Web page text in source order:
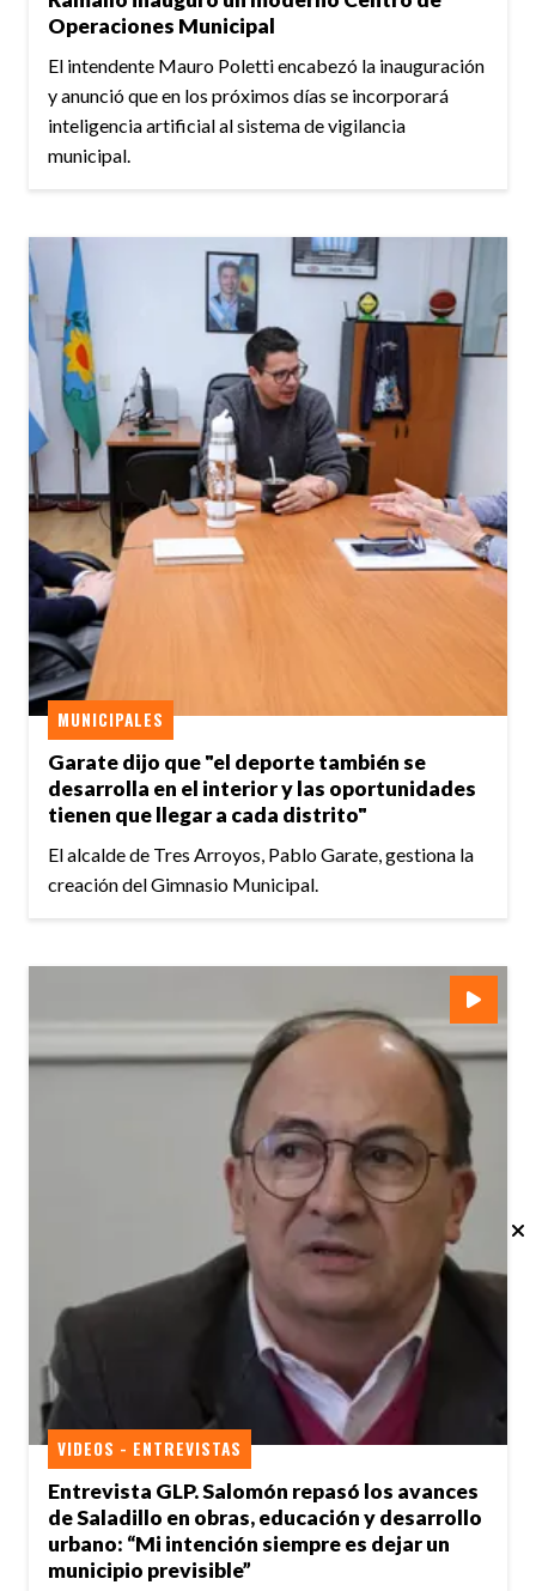
Operaciones Municipal
El intendente Mauro Poletti encabezó la inauguración
y anunció que en los próximos días se incorporará
inteligencia artificial al sistema de vigilancia
municipal.
Garate dijo que "el deporte también se
desarrolla en el interior y las oportunidades
tienen que llegar a cada distrito"
MUNICIPALES
El alcalde de Tres Arroyos, Pablo Garate, gestiona la
creación del Gimnasio Municipal.
Entrevista GLP. Salomón repasó los avances
de Saladillo en obras, educación y desarrollo
urbano: “Mi intención siempre es dejar un
municipio previsible”
VIDEOS - ENTREVISTAS